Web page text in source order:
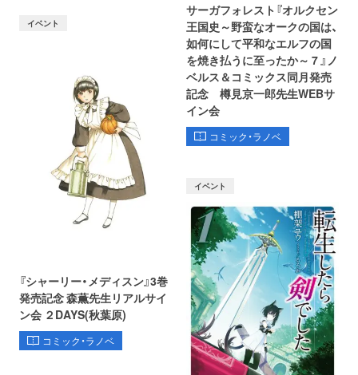
サーガフォレスト『オルクセン
王国史～野蛮なオークの国は、
如何にして平和なエルフの国
を焼き払うに至ったか～ 7 』ノ
ベルス＆コミックス同月発売
記念 樽見京一郎先生WEBサ
イン会
コミック・ラノベ
イベント
『シャーリー・メディスン』3巻
発売記念 森薫先生リアルサイ
ン会 ２DAYS(秋葉原)
コミック・ラノベ
イベント